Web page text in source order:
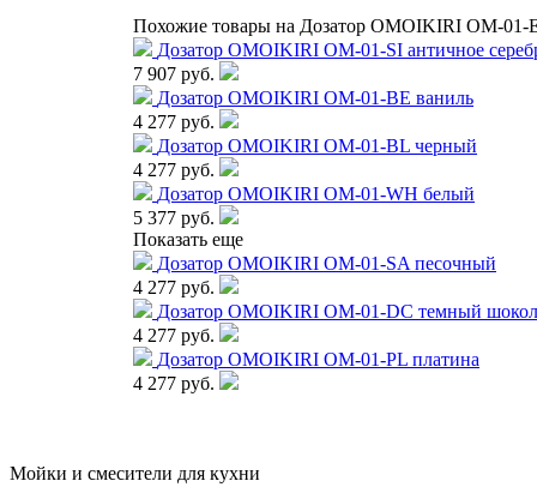
Похожие товары на Дозатор OMOIKIRI OM-01-
Дозатор OMOIKIRI OM-01-SI античное
7 907 руб.
Дозатор OMOIKIRI OM-01-BE ваниль
4 277 руб.
Дозатор OMOIKIRI OM-01-BL черный
4 277 руб.
Дозатор OMOIKIRI OM-01-WH белый
5 377 руб.
Показать еще
Дозатор OMOIKIRI OM-01-SA песочный
4 277 руб.
Дозатор OMOIKIRI OM-01-DC темный
4 277 руб.
Дозатор OMOIKIRI OM-01-PL платина
4 277 руб.
Мойки и смесители для кухни